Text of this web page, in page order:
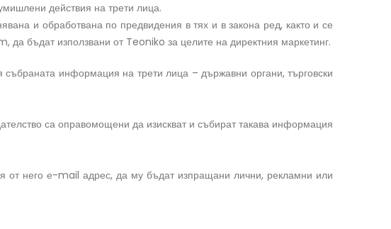
действия на трети лица.
и обработвана по предвидения в тях и в закона ред, както и се
бъдат използвани от Teoniko за целите на директния маркетинг.
информация на трети лица – държавни органи, търговски
са оправомощени да изискват и събират такава информация
от него е-mail адрес, да му бъдат изпращани лични, рекламни или